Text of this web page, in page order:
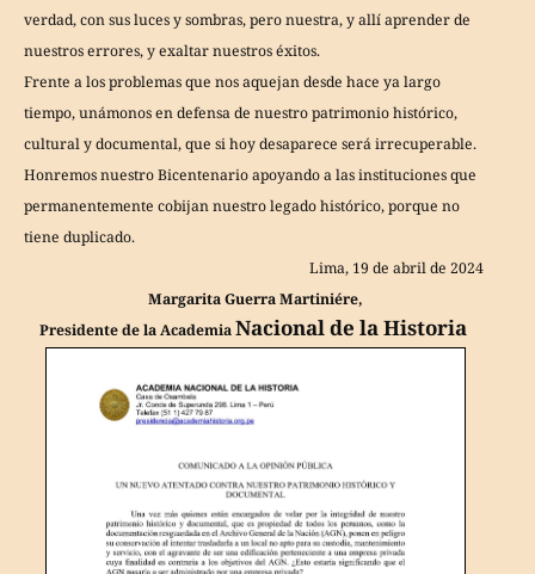
verdad, con sus luces y sombras, pero nuestra, y allí aprender de
nuestros errores, y exaltar nuestros éxitos.
Frente a los problemas que nos aquejan desde hace ya largo
tiempo, unámonos en defensa de nuestro patrimonio histórico,
cultural y documental, que si hoy desaparece será irrecuperable.
Honremos nuestro Bicentenario apoyando a las instituciones que
permanentemente cobijan nuestro legado histórico, porque no
tiene duplicado.
Lima, 19 de abril de 2024
Margarita Guerra Martiniére,
Presidente de la AcademiaNacional de la Historia